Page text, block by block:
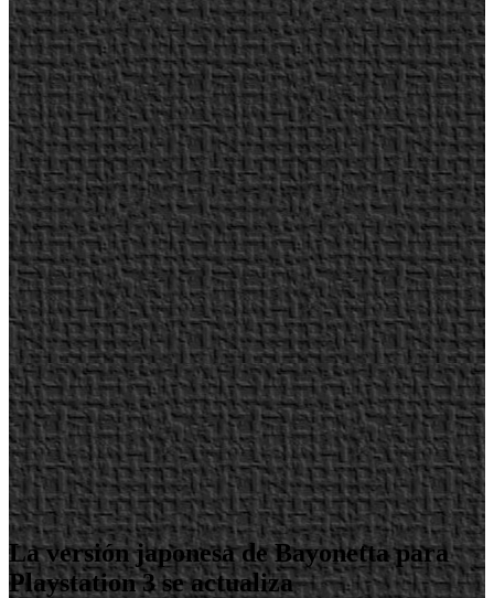
La versión japonesa de Bayonetta para
Playstation 3 se actualiza